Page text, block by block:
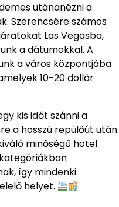
utánanézni a
Szerencsére számos
Las Vegasba,
a dátumokkal. A
a város központjába
10-20 dollár
kis időt szánni a
a hosszú repülőút után.
minőségű hotel
így mindenki
helyet.